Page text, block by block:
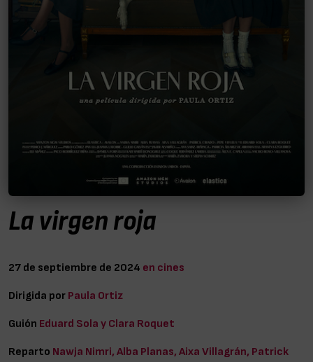
La virgen roja
27 de septiembre de 2024 en cines
Dirigida por Paula Ortiz
Guión Eduard Sola y Clara Roquet
Reparto Nawja Nimri, Alba Planas, Aixa Villagrán, Patrick